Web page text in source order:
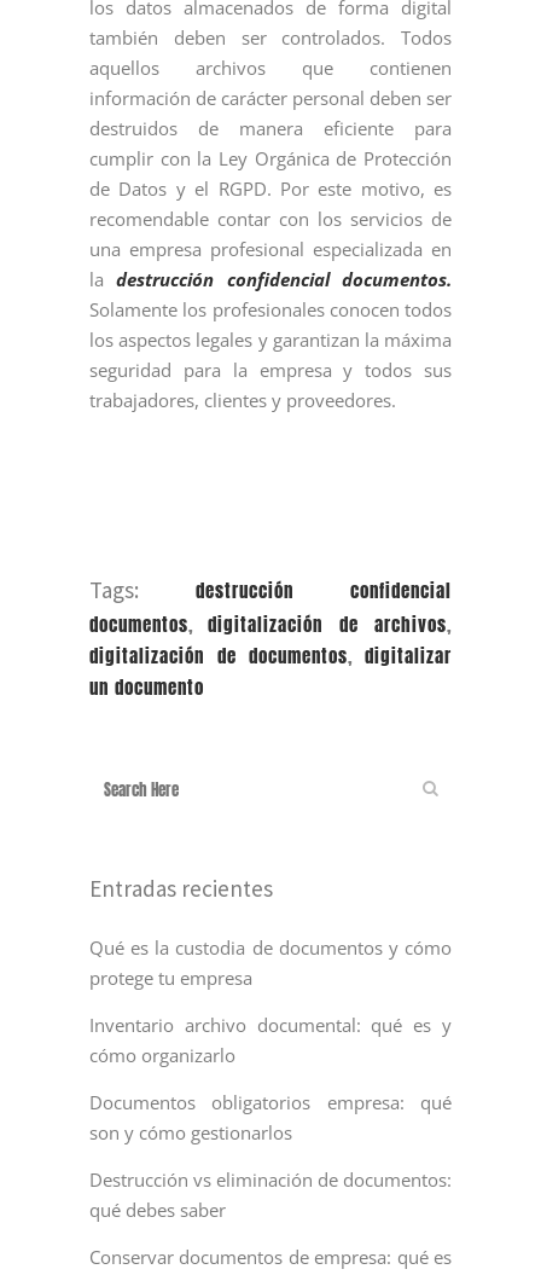
los datos almacenados de forma digital
también deben ser controlados. Todos
aquellos archivos que contienen
información de carácter personal deben ser
destruidos de manera eficiente para
cumplir con la Ley Orgánica de Protección
de Datos y el RGPD. Por este motivo, es
recomendable contar con los servicios de
una empresa profesional especializada en
ladestrucción confidencial documentos.
Solamente los profesionales conocen todos
los aspectos legales y garantizan la máxima
seguridad para la empresa y todos sus
trabajadores, clientes y proveedores.
Tags:
destrucción confidencial
documentos,digitalización de archivos,
digitalización de documentos,digitalizar
un documento
Entradas recientes
Qué es la custodia de documentos y cómo
protege tu empresa
Inventario archivo documental: qué es y
cómo organizarlo
Documentos obligatorios empresa: qué
son y cómo gestionarlos
Destrucción vs eliminación de documentos:
qué debes saber
Conservar documentos de empresa: qué es